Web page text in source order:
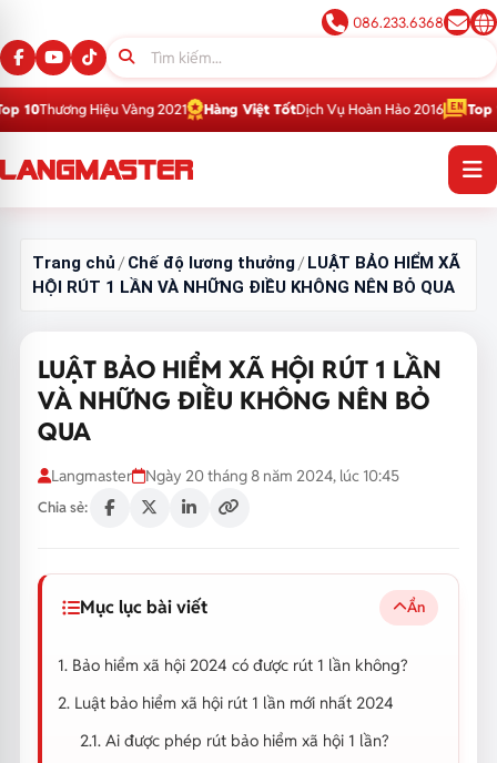
086.233.6368
Vàng 2021 Hàng Việt TốtDịch Vụ Hoàn Hảo 2016 Top 1Thương
Trang chủ /Chế độ lương thưởng/LUẬT BẢO HIỂM XÃ
HỘI RÚT 1 LẦN VÀ NHỮNG ĐIỀU KHÔNG NÊN BỎ QUA
LUẬT BẢO HIỂM XÃ HỘI RÚT 1 LẦN
VÀ NHỮNG ĐIỀU KHÔNG NÊN BỎ
QUA
Langmaster Ngày 20 tháng 8 năm 2024, lúc 10:45
Chia sẻ:
Mục lục bài viết Ẩn
1. Bảo hiểm xã hội 2024 có được rút 1 lần không?
2. Luật bảo hiểm xã hội rút 1 lần mới nhất 2024
2.1. Ai được phép rút bảo hiểm xã hội 1 lần?